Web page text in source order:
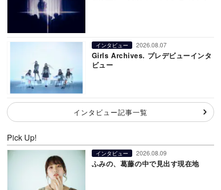
インタビュー 2026.08.07
Girls Archives. プレデビューインタ
ビュー
インタビュー記事一覧
Pick Up!
インタビュー 2026.08.09
ふみの、葛藤の中で見出す現在地